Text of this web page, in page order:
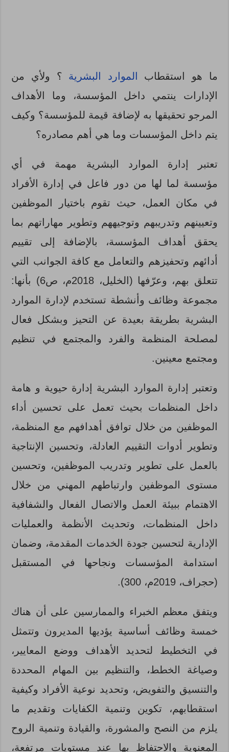
ما هو استقطاب الموارد البشرية ؟ ولأي من
الإدارات ينتمي داخل المؤسسة، وما الأهداف
المرجو تحقيقها به لإضافة قيمة للمؤسسة؟ وكيف
يتم داخل المؤسسات وما هي أهم مصادره؟
تعتبر إدارة الموارد البشرية مهمة في أي
مؤسسة لما لها من دور فاعل في إدارة الأفراد
في مكان العمل، حيث تقوم باختيار الموظفين
وتعيينهم وتدريبهم وتوجيههم وتطوير مهاراتهم بما
يحقق أهداف المؤسسة، بالإضافة إلى تقييم
أدائهم وتحفيزهم والتعامل مع كافة الجوانب التي
تتعلق بهم، وعرّفها (الخليل، 2018م، ص6) بأنها:
مجموعة وظائف وأنشطة تستخدم لإدارة الموارد
البشرية بطريقة بعيدة عن التحيز وبشكل فعال
لمصلحة المنظمة والفرد والمجتمع في تنظيم
ومجتمع معينين.
وتعتبر إدارة الموارد البشرية إدارة حيوية و هامة
داخل المنظمات بحيث تعمل على تحسين أداء
الموظفين من خلال توافق أهدافهم مع المنظمة،
وتطوير أدوات التقييم العادلة، وتحسين الإنتاجية
بالعمل على تطوير وتدريب الموظفين، وتحسين
مستوى الموظفين وارتباطهم المهني من خلال
الاهتمام ببيئة العمل والاتصال الفعال والشفافية
داخل المنظمات، وتحديث الأنظمة والعمليات
الإدارية لتحسين جودة الخدمات المقدمة، وضمان
استدامة المؤسسات ونجاحها في المستقبل
(حجراف، 2019م، 300).
ويتفق معظم الخبراء والممارسين على أن هناك
خمسة وظائف أساسية يؤديها المديرون وتتمثل
في التخطيط لتحديد الأهداف ووضع المعايير،
وصياغة الخطط، والتنظيم بين المهام المحددة
والتنسيق والتفويض، وتحديد نوعية الأفراد وكيفية
استقطابهم، تكوين وتنمية الكفايات وتقديم ما
يلزم من النصح والمشورة، والقيادة وتنمية الروح
المعنوية والاحتفاظ بها عند مستويات مرتفعة،